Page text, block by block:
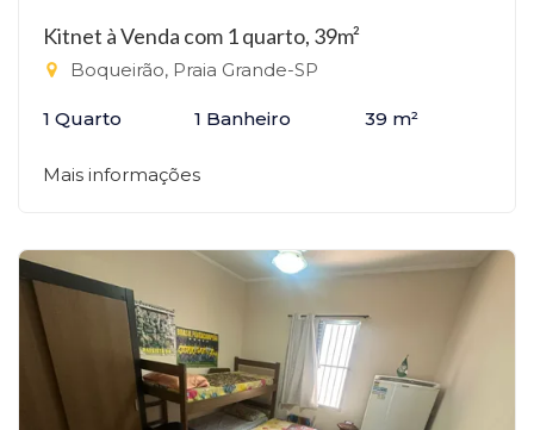
Kitnet à Venda com 1 quarto, 39m²
Boqueirão, Praia Grande-SP
1 Quarto 1 Banheiro 39 m²
Mais informações